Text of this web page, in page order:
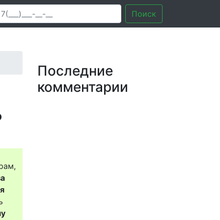
Поиск
Последние
комментарии